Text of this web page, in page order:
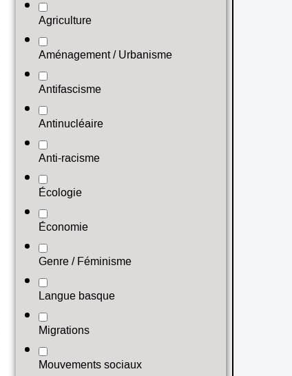
Agriculture
Aménagement / Urbanisme
Antifascisme
Antinucléaire
Anti-racisme
Écologie
Économie
Genre / Féminisme
Langue basque
Migrations
Mouvements sociaux